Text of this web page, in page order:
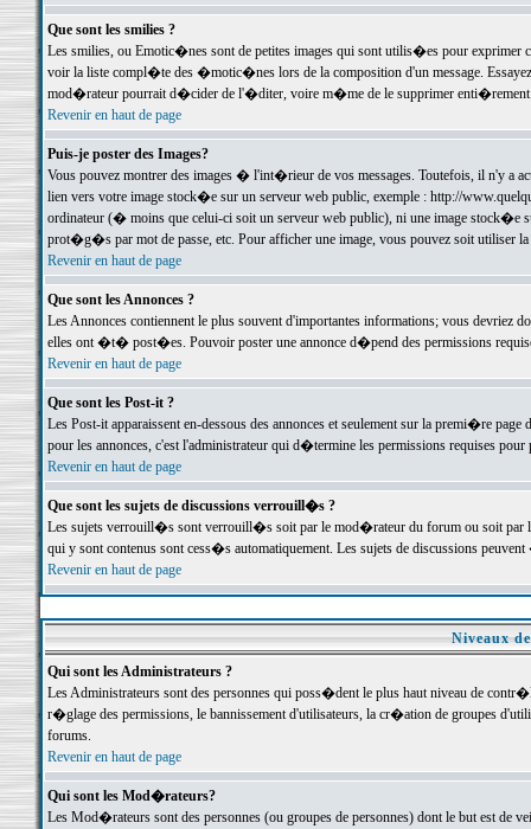
Que sont les smilies ?
Les smilies, ou Emotic�nes sont de petites images qui sont utilis�es pour exprimer
voir la liste compl�te des �motic�nes lors de la composition d'un message.
mod�rateur pourrait d�cider de l'�diter, voire m�me de le supprimer
Revenir en haut de page
Puis-je poster des Images?
Vous pouvez montrer des images � l'int�rieur de vos messages. Toutefois, il n'y a
lien vers votre image stock�e sur un serveur web public, exemple : http://
ordinateur (� moins que celui-ci soit un serveur web public), ni une image stock�e
prot�g�s par mot de passe, etc. Pour afficher une image, vous pouvez soit
Revenir en haut de page
Que sont les Annonces ?
Les Annonces contiennent le plus souvent d'importantes informations; vous devriez
elles ont �t� post�es. Pouvoir poster une annonce d�pend des permissions
Revenir en haut de page
Que sont les Post-it ?
Les Post-it apparaissent en-dessous des annonces et seulement sur la premi�re
pour les annonces, c'est l'administrateur qui d�termine les permissions requises pour
Revenir en haut de page
Que sont les sujets de discussions verrouill�s ?
Les sujets verrouill�s sont verrouill�s soit par le mod�rateur du forum ou soit par
qui y sont contenus sont cess�s automatiquement. Les sujets de discussions
Revenir en haut de page
Niveaux
Qui sont les Administrateurs ?
Les Administrateurs sont des personnes qui poss�dent le plus haut niveau de
r�glage des permissions, le bannissement d'utilisateurs, la cr�ation de groupes
forums.
Revenir en haut de page
Qui sont les Mod�rateurs?
Les Mod�rateurs sont des personnes (ou groupes de personnes) dont le but est de